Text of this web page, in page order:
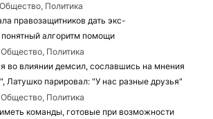
Общество, Политика
правозащитников дать экс-
алгоритм помощи
Общество, Политика
во влиянии демсил, сославшись на мнения
Латушко парировал: "У нас разные друзья"
Общество, Политика
команды, готовые при возможности